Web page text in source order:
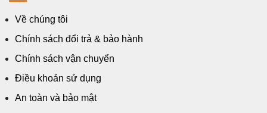
Về chúng tôi
Chính sách đổi trả & bảo hành
Chính sách vận chuyển
Điều khoản sử dụng
An toàn và bảo mật